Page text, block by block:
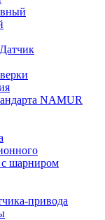
Датчик
NAMUR
с шарниром
привода